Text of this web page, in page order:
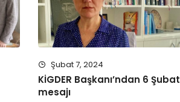
Şubat 7, 2024
KİGDER Başkanı’ndan 6 Şubat
mesajı